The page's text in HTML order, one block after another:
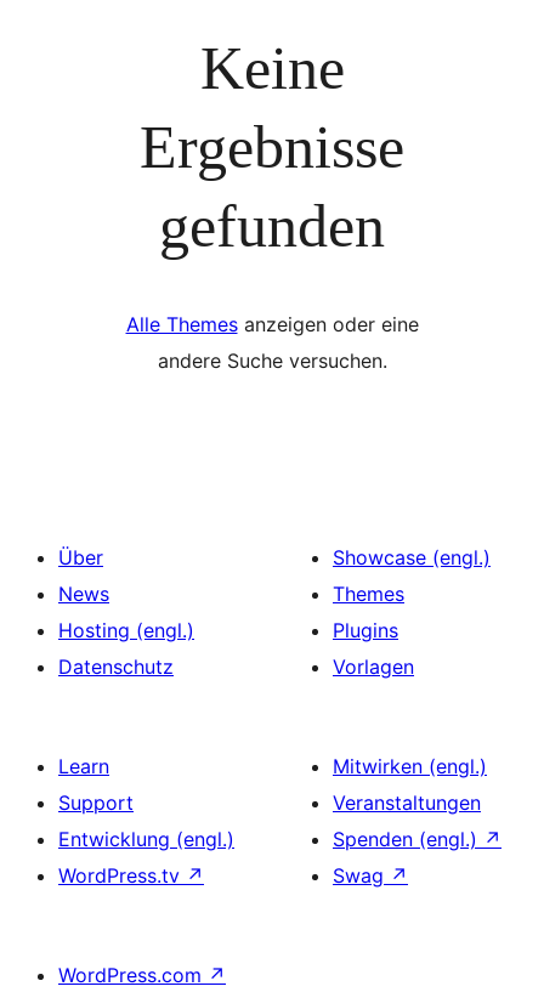
Keine
Ergebnisse
gefunden
Alle Themesanzeigen oder eine
andere Suche versuchen.
Über
News
Hosting (engl.)
Datenschutz
Showcase (engl.)
Themes
Plugins
Vorlagen
Learn
Support
Entwicklung (engl.)
WordPress.tv ↗
Mitwirken (engl.)
Veranstaltungen
Spenden (engl.) ↗
Swag ↗
WordPress.com ↗